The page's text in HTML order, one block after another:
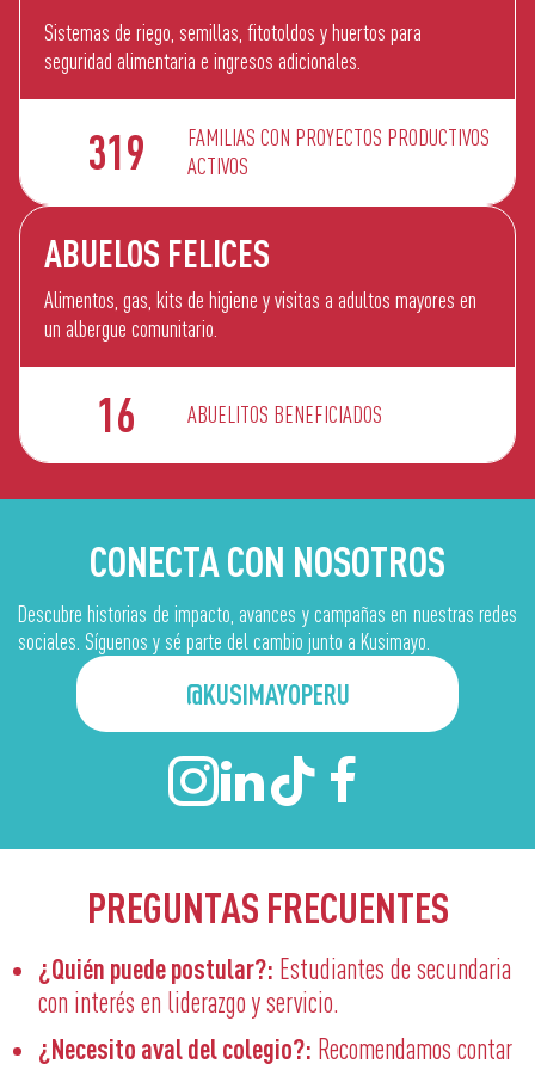
Sistemas de riego, semillas, fitotoldos y huertos para
seguridad alimentaria e ingresos adicionales.
319
FAMILIAS CON PROYECTOS PRODUCTIVOS
ACTIVOS
ABUELOS FELICES
Alimentos, gas, kits de higiene y visitas a adultos mayores en
un albergue comunitario.
16 ABUELITOS BENEFICIADOS
CONECTA CON NOSOTROS
Descubre historias de impacto, avances y campañas en nuestras redes
sociales. Síguenos y sé parte del cambio junto a Kusimayo.
@KUSIMAYOPERU
PREGUNTAS FRECUENTES
¿Quién puede postular?: Estudiantes de secundaria
con interés en liderazgo y servicio.
¿Necesito aval del colegio?: Recomendamos contar